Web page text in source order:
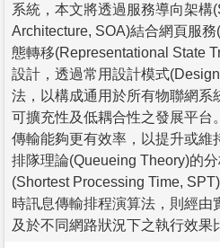
系統，本文將透過服務導向架構
Architecture, SOA)結合網頁服
態轉移(Representational State
設計，透過常用設計模式
法，以構成通用於所有物聯網系
可擴充性及低耦合性之發展平台
傳輸能夠更有效率，以提升或維
排隊理論(Queueing Theory)的
(Shortest Processing Time,
時訊息傳輸排程演算法，則經由
及於不同網路狀況下之執行效果